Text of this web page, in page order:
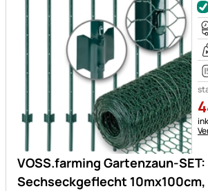
VOSS.farming Gartenzaun-SET:
Sechseckgeflecht 10mx100cm,